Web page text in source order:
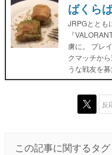
ばくら
JRPGととも
『
虜に。 プレ
クマッチか
うな戦友を募
反
この記事に関するタグ